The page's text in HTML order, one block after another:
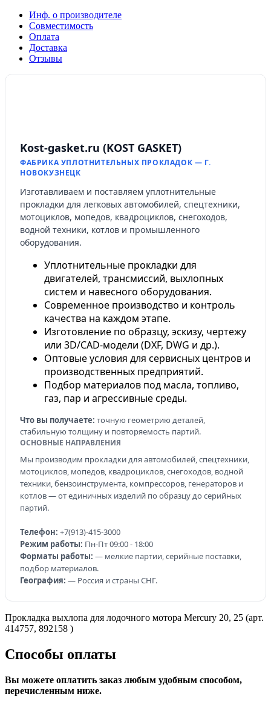
Инф. о производителе
Совместимость
Оплата
Доставка
Отзывы
Kost-gasket.ru (KOST GASKET)
ФАБРИКА УПЛОТНИТЕЛЬНЫХ ПРОКЛАДОК — Г.
НОВОКУЗНЕЦК
Изготавливаем и поставляем уплотнительные
прокладки для легковых автомобилей, спецтехники,
мотоциклов, мопедов, квадроциклов, снегоходов,
водной техники, котлов и промышленного
оборудования.
Уплотнительные прокладки для
двигателей, трансмиссий, выхлопных
систем и навесного оборудования.
Современное производство и контроль
качества на каждом этапе.
Изготовление по образцу, эскизу, чертежу
или 3D/CAD-модели (DXF, DWG и др.).
Оптовые условия для сервисных центров и
производственных предприятий.
Подбор материалов под масла, топливо,
газ, пар и агрессивные среды.
Что вы получаете: точную геометрию деталей,
стабильную толщину и повторяемость партий.
ОСНОВНЫЕ НАПРАВЛЕНИЯ
Мы производим прокладки для автомобилей, спецтехники,
мотоциклов, мопедов, квадроциклов, снегоходов, водной
техники, бензоинструмента, компрессоров, генераторов и
котлов — от единичных изделий по образцу до серийных
партий.
Телефон: +7(913)-415-3000
Режим работы: Пн-Пт 09:00 - 18:00
Форматы работы: — мелкие партии, серийные поставки,
подбор материалов.
География: — Россия и страны СНГ.
Прокладка выхлопа для лодочного мотора Mercury 20, 25 (арт.
414757, 892158 )
Способы оплаты
Вы можете оплатить заказ любым удобным способом,
перечисленным ниже.